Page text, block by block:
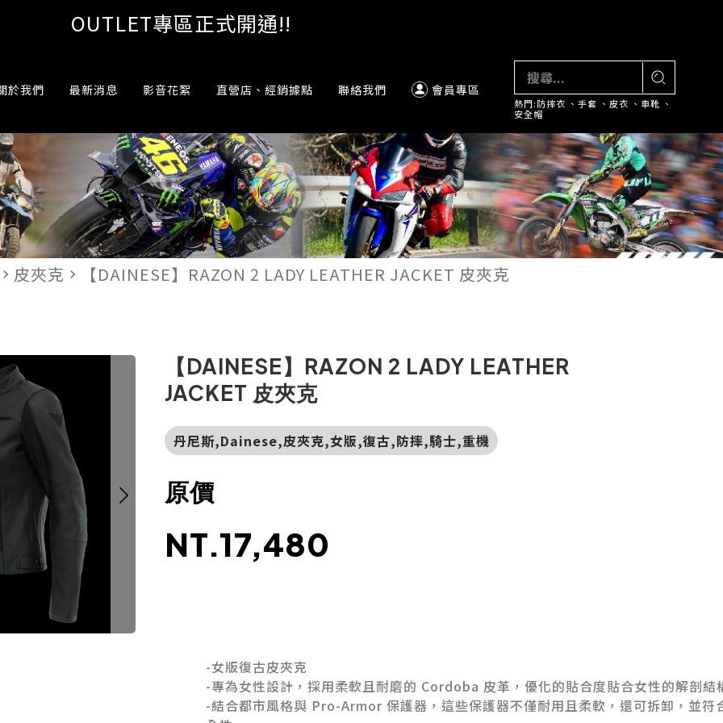
OUTLET專區正式開通!!
於我們 最新消息 影音花絮 直營店、經銷據點 聯絡我們 會員專區
熱門:防摔衣 、手套 、 皮衣 、車靴 、
安全帽
皮夾克 navigate_next 【DAINESE】RAZON 2 LADY LEATHER JACKET 皮夾克
【DAINESE】RAZON 2 LADY LEATHER
JACKET 皮夾克
丹尼斯,Dainese,皮夾克,女版,復古,防摔,騎士,重機
原價
NT.17,480
-女版復古皮夾克
-專為女性設計，採用柔軟且耐磨的 Cordoba 皮革，優化的貼合度貼合女性的解剖結
-結合都市風格與 Pro-Armor 保護器，這些保護器不僅耐用且柔軟，還可拆卸，並